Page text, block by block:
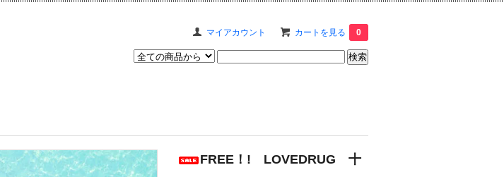
マイアカウント カートを見る 0
FREE！! LOVEDRUG 十